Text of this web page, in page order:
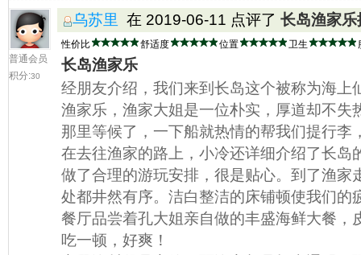
普通会员
积分:30
乌苏里 在 2019-06-11 点评了 长岛渔家乐
性价比 舒适度 位置 卫生
长岛渔家乐
经朋友介绍，我们来到长岛这个被称为海上
渔家乐，渔家大姐是一位朴实，厚道却不失
那里等候了，一下船就热情的帮我们提行李
在去往渔家的路上，小冷还详细介绍了长岛
做了合理的游玩安排，很是贴心。到了渔家
处都井然有序。洁白整洁的床铺顿使我们的
餐厅品尝着孔大姐亲自做的丰盛海鲜大餐，
吃一顿，好爽！